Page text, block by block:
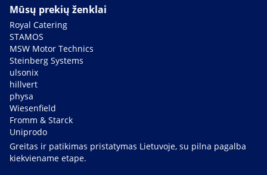
Mūsų prekių ženklai
Royal Catering
STAMOS
MSW Motor Technics
Steinberg Systems
ulsonix
hillvert
physa
Wiesenfield
Fromm & Starck
Uniprodo
Greitas ir patikimas pristatymas Lietuvoje, su pilna pagalba
kiekviename etape.